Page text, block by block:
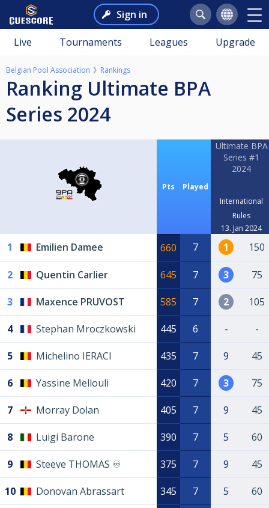
Sign in
Live Tournaments Leagues Upgrade
Belgian Pool Association Rankings
Ranking Ultimate BPA
Series 2024
Pts Played
Ultimate BPA
Series #1
2024
International
Rules
13. Jan 2024
1 Emilien Damee 660 7 1 150
2 Quentin Carlier 645 7 3 75
3 Maxence PRUVOST 585 7 2 105
4 Stephan Mroczkowski 445 6 - -
5 Michelino IERACI 435 7 9 45
6 Yassine Mellouli 420 7 3 75
7 Morray Dolan 405 7 9 45
8 Luigi Barone 390 7 5 60
9 Steeve THOMAS ♾️ 375 7 9 45
10 Donovan Abrassart 345 7 5 60